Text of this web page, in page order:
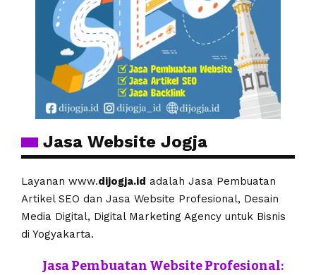
Jasa Website Jogja
Layanan www.dijogja.id adalah Jasa Pembuatan
Artikel SEO dan Jasa Website Profesional, Desain
Media Digital, Digital Marketing Agency untuk Bisnis
di Yogyakarta.
Jasa Pembuatan Website Profesional: